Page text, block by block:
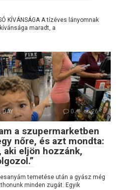
KÍVÁNSÁGA A tízéves lányomnak
maradt, a
DAY 0 26
a szupermarketben
nőre, és azt mondta:
aki eljön hozzánk,
temetése után a gyász még
minden zugát. Egyik